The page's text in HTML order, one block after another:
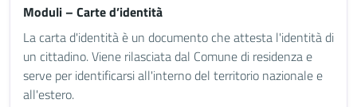
Moduli – Carte d’identità
La carta d'identità è un documento che attesta l'identità di
un cittadino. Viene rilasciata dal Comune di residenza e
serve per identificarsi all'interno del territorio nazionale e
all'estero.